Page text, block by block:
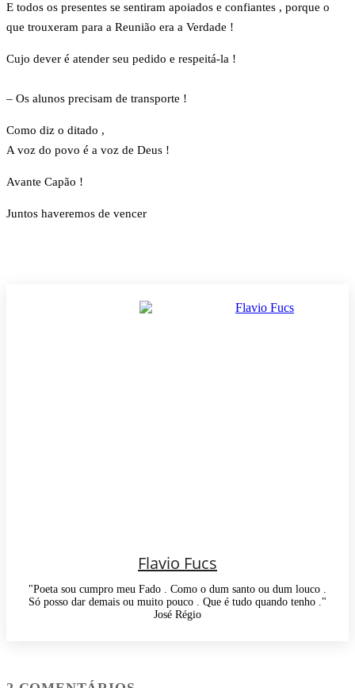
E todos os presentes se sentiram apoiados e confiantes , porque o
que trouxeram para a Reunião era a Verdade !
Cujo dever é atender seu pedido e respeitá-la !
– Os alunos precisam de transporte !
Como diz o ditado ,
A voz do povo é a voz de Deus !
Avante Capão !
Juntos haveremos de vencer
Flavio Fucs
"Poeta sou cumpro meu Fado . Como o dum santo ou dum louco .
Só posso dar demais ou muito pouco . Que é tudo quando tenho ."
José Régio